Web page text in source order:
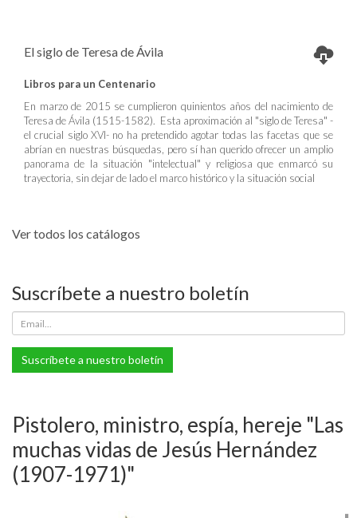
El siglo de Teresa de Ávila
Libros para un Centenario
En marzo de 2015 se cumplieron quinientos años del nacimiento de
Teresa de Ávila (1515-1582). Esta aproximación al "siglo de Teresa" -
el crucial siglo XVI- no ha pretendido agotar todas las facetas que se
abrían en nuestras búsquedas, pero sí han querido ofrecer un amplio
panorama de la situación "intelectual" y religiosa que enmarcó su
trayectoria, sin dejar de lado el marco histórico y la situación social
Ver todos los catálogos
Suscríbete a nuestro boletín
Suscríbete a nuestro boletín
Pistolero, ministro, espía, hereje "Las
muchas vidas de Jesús Hernández
(1907-1971)"